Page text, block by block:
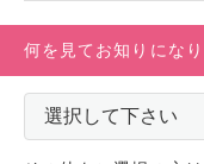
何を見てお知りにな